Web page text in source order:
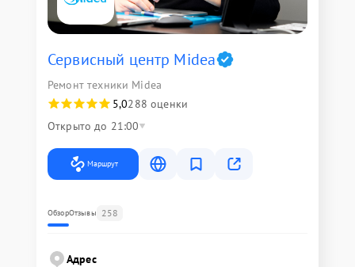
Сервисный центр Midea
Ремонт техники Midea
5,0288 оценки
Открыто до 21:00
Маршрут
ОбзорОтзывы 258
Адрес